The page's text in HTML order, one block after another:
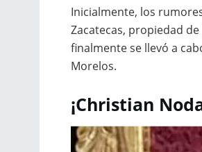
Inicialmente, los
Zacatecas, propiedad
finalmente se llevó a
Morelos.
¡Christian